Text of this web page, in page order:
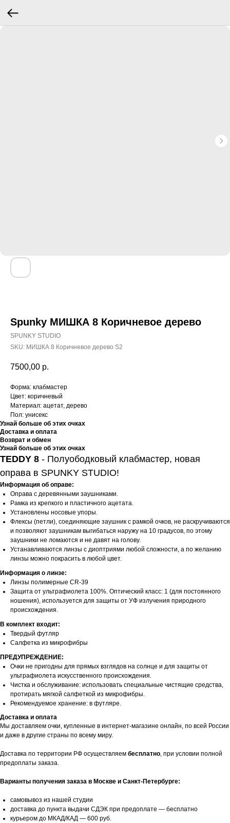
Spunky МИШКА 8 Коричневое дерево
SPUNKY STUDIO
SKU: МИШКА 8 Коричневое дерево S2
7500,00 р.
Форма: клабмастер
Цвет: коричневый
Материал: ацетат, дерево
Пол: унисекс
Узнай больше об этих очках
Доставка и оплата
Возврат и обмен
Узнай больше об этих очках
TEDDY 8 - Полуободковый клабмастер, новая
оправа в SPUNKY STUDIO!
Информация об оправе:
Оправа с деревянными заушниками.
Рамка из крепкого и пластичного ацетата.
Установлены носовые упоры.
Флексы (петли), соединяющие заушник с рамкой очков, не раскручиваются
и позволяют заушникам выгибаться наружу на 10 градусов, по этому
заушники не ломаются и не давят на голову.
Устанавливаются линзы с диоптриями любой сложности, а по желанию
линзы можно покрасить в любой цвет.
Информация о линзе:
Линзы полимерные CR-39
Защита от ультрафиолета 100%. Оптический класс: 1 (для постоянного
ношения), используется для защиты от УФ излучения природного
происхождения.
В комплект входит:
Твердый футляр
Салфетка из микрофибры
ПРЕДУПРЕЖДЕНИЕ:
Очки не пригодны для прямых взглядов на солнце и для защиты от
ультрафиолета искусственного происхождения.
Чистка и обслуживание: использовать специальные чистящие средства,
протирать мягкой салфеткой из микрофибры.
Рекомендуемое хранение: в футляре.
Доставка и оплата
Мы доставляем очки, купленные в интернет-магазине онлайн, по всей России
и даже в другие страны по всему миру.
Доставка по территории РФ осуществляем бесплатно, при условии полной
предоплаты заказа.
Варианты получения заказа в Москве и Санкт-Петербурге:
самовывоз из нашей студии
доставка до пункта выдачи СДЭК при предоплате — бесплатно
курьером до МКАД/КАД — 600 руб.